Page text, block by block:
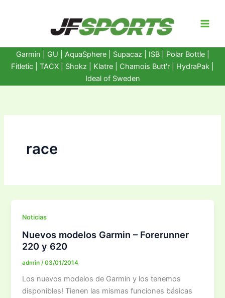
Garmin GU AquaSphere| Supacaz | ISB | Polar Bottle|
Fitletic
TACX Shokz Klatre Chamois Butt'r HydraPak
Ideal of Sweden
race
Noticias
Nuevos modelos Garmin – Forerunner
220 y 620
admin /03/01/2014
Los nuevos modelos de Garmin y los tenemos
disponibles! Tienen las mismas funciones básicas